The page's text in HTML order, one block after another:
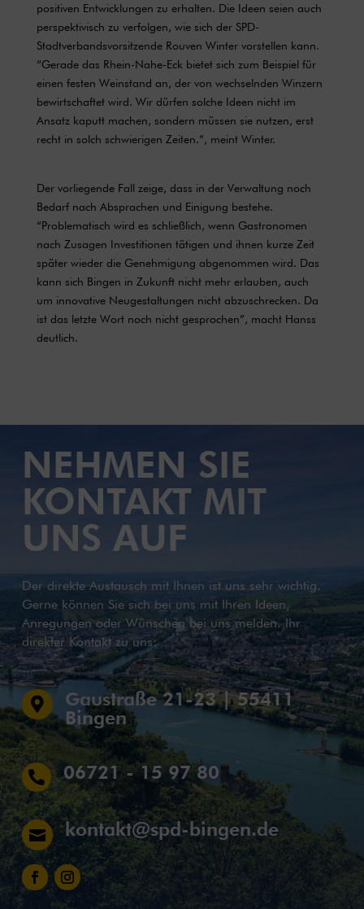
positiven Entwicklungen zu erhalten. Die Ideen seien auch
perspektivisch zu verfolgen, wie sich der SPD-
Stadtverbandsvorsitzende Rouven Winter vorstellen kann.
“Gerade das Rhein-Nahe-Eck bietet sich zum Beispiel für
einen festen Weinstand an, der von wechselnden Winzern
bewirtschaftet wird. Wir dürfen solche Ideen nicht im
Ansatz kaputt machen, sondern müssen sie nutzen, erst
recht in solch schwierigen Zeiten.”, meint Winter.
Der vorliegende Fall zeige, dass in der Verwaltung noch
Bedarf nach Absprachen und Einigung bestehe.
“Problematisch wird es schließlich, wenn Gastronomen
nach Zusagen Investitionen tätigen und ihnen kurze Zeit
später wieder die Genehmigung abgenommen wird. Das
kann sich Bingen in Zukunft nicht mehr erlauben, auch
um innovative Neugestaltungen nicht abzuschrecken. Da
ist das letzte Wort noch nicht gesprochen”, macht Hanss
deutlich.
NEHMEN SIE
KONTAKT MIT
UNS AUF
Der direkte Austausch mit Ihnen ist uns sehr wichtig.
Gerne können Sie sich bei uns mit Ihren Ideen,
Anregungen oder Wünschen bei uns melden. Ihr
direkter Kontakt zu uns:

Gaustraße 21-23 | 55411
Bingen
 06721 - 15 97 80
 kontakt@spd-bingen.de